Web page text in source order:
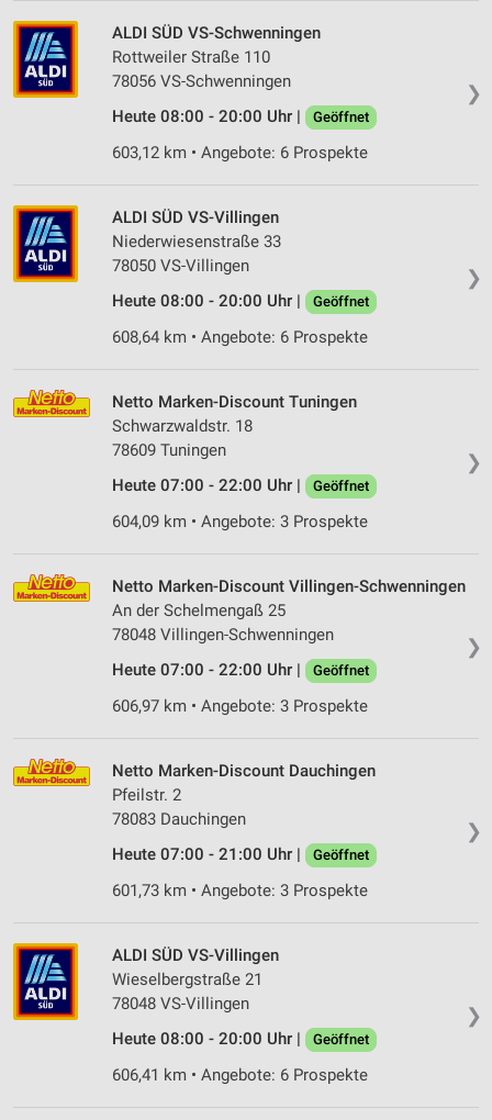
❯
ALDI SÜD VS-Schwenningen
Rottweiler Straße 110
78056 VS-Schwenningen
Heute 08:00 - 20:00 Uhr |
Geöffnet
603,12 km • Angebote: 6 Prospekte
❯
ALDI SÜD VS-Villingen
Niederwiesenstraße 33
78050 VS-Villingen
Heute 08:00 - 20:00 Uhr |
Geöffnet
608,64 km • Angebote: 6 Prospekte
❯
Netto Marken-Discount Tuningen
Schwarzwaldstr. 18
78609 Tuningen
Heute 07:00 - 22:00 Uhr |
Geöffnet
604,09 km • Angebote: 3 Prospekte
❯
Netto Marken-Discount Villingen-Schwenningen
An der Schelmengaß 25
78048 Villingen-Schwenningen
Heute 07:00 - 22:00 Uhr |
Geöffnet
606,97 km • Angebote: 3 Prospekte
❯
Netto Marken-Discount Dauchingen
Pfeilstr. 2
78083 Dauchingen
Heute 07:00 - 21:00 Uhr |
Geöffnet
601,73 km • Angebote: 3 Prospekte
❯
ALDI SÜD VS-Villingen
Wieselbergstraße 21
78048 VS-Villingen
Heute 08:00 - 20:00 Uhr |
Geöffnet
606,41 km • Angebote: 6 Prospekte